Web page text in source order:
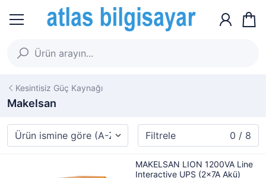
Kesintisiz Güç Kaynağı
Makelsan
Filtrele 0 / 8
MAKELSAN LION 1200VA Line
Interactive UPS (2x7A Akü)